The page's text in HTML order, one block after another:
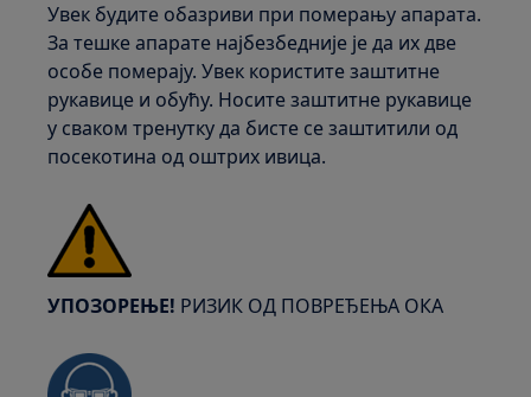
Увек будите обазриви при померању апарата.
За тешке апарате најбезбедније је да их две
особе померају. Увек користите заштитне
рукавице и обућу. Носите заштитне рукавице
у сваком тренутку да бисте се заштитили од
посекотина од оштрих ивица.
УПОЗОРЕЊЕ! РИЗИК ОД ПОВРЕЂЕЊА ОКА